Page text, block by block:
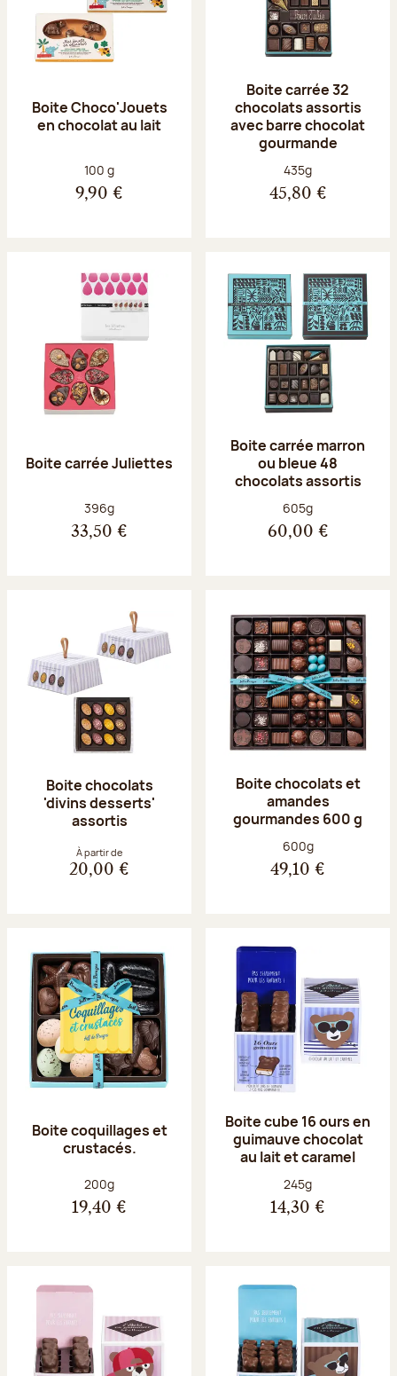
Boite Choco'Jouets
en chocolat au lait
Poids net :
100 g
9,90 €
Boite carrée 32
chocolats assortis
avec barre chocolat
gourmande
Poids net :
435g
45,80 €
Boite carrée Juliettes
Poids net :
396g
33,50 €
Boite carrée marron
ou bleue 48
chocolats assortis
Poids net :
605g
60,00 €
Boite chocolats
'divins desserts'
assortis
À partir de
20,00 €
Boite chocolats et
amandes
gourmandes 600 g
Poids net :
600g
49,10 €
Boite coquillages et
crustacés.
Poids net :
200g
19,40 €
Boite cube 16 ours en
guimauve chocolat
au lait et caramel
Poids net :
245g
14,30 €